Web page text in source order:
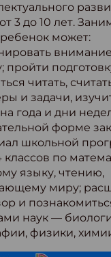
3 до 10 лет.
ребенок может:
пройти
читать,
и задачи,
года и дни
форме
школьной
классов по
языку, чтению,
миру;
и
наук —
физики,